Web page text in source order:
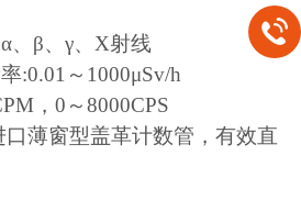
、β、γ、X射线
:0.01～1000μSv/h
，0～8000CPS
薄窗型盖革计数管，有效直